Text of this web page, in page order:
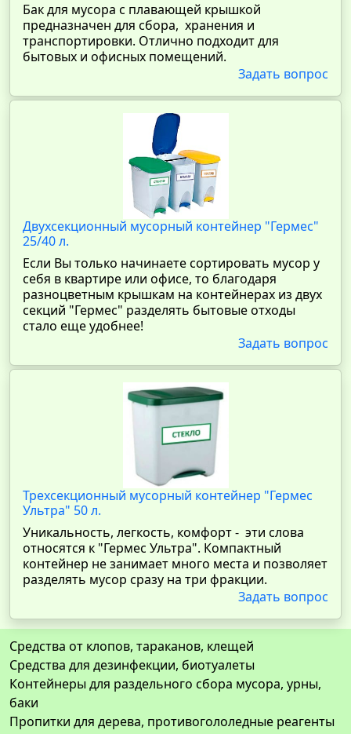
Бак для мусора с плавающей крышкой
предназначен для сбора, хранения и
транспортировки. Отлично подходит для
бытовых и офисных помещений.
Задать вопрос
Двухсекционный мусорный контейнер "Гермес"
25/40 л.
Если Вы только начинаете сортировать мусор у
себя в квартире или офисе, то благодаря
разноцветным крышкам на контейнерах из двух
секций "Гермес" разделять бытовые отходы
стало еще удобнее!
Задать вопрос
Трехсекционный мусорный контейнер "Гермес
Ультра" 50 л.
Уникальность, легкость, комфорт - эти слова
относятся к "Гермес Ультра". Компактный
контейнер не занимает много места и позволяет
разделять мусор сразу на три фракции.
Задать вопрос
Средства от клопов, тараканов, клещей
Средства для дезинфекции, биотуалеты
Контейнеры для раздельного сбора мусора, урны,
баки
Пропитки для дерева, противогололедные реагенты